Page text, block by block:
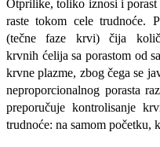
Otprilike, toliko iznosi i porast
raste tokom cele trudnoće.
(tečne faze krvi) čija
krvnih ćelija sa porastom od
krvne plazme, zbog čega se
neproporcionalnog porasta
preporučuje kontrolisanje
trudnoće: na samom početku,